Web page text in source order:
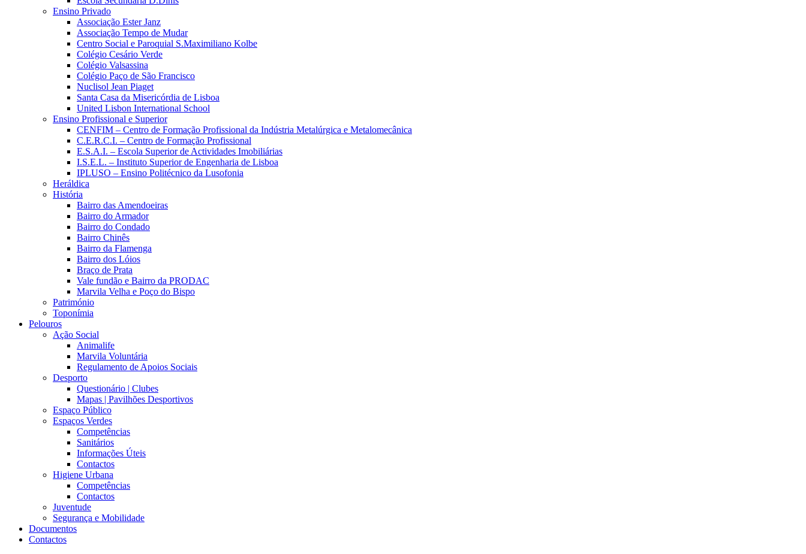
Ensino Privado
Associação Ester Janz
Associação Tempo de Mudar
Centro Social e Paroquial S.Maximiliano Kolbe
Colégio Cesário Verde
Colégio Valsassina
Colégio Paço de São Francisco
Nuclisol Jean Piaget
Santa Casa da Misericórdia de Lisboa
United Lisbon International School
Ensino Profissional e Superior
CENFIM – Centro de Formação Profissional da Indústria Metalúrgica e Metalomecânica
C.E.R.C.I. – Centro de Formação Profissional
E.S.A.I. – Escola Superior de Actividades Imobiliárias
I.S.E.L. – Instituto Superior de Engenharia de Lisboa
IPLUSO – Ensino Politécnico da Lusofonia
Heráldica
História
Bairro das Amendoeiras
Bairro do Armador
Bairro do Condado
Bairro Chinês
Bairro da Flamenga
Bairro dos Lóios
Braço de Prata
Vale fundão e Bairro da PRODAC
Marvila Velha e Poço do Bispo
Património
Toponímia
Pelouros
Ação Social
Animalife
Marvila Voluntária
Regulamento de Apoios Sociais
Desporto
Questionário | Clubes
Mapas | Pavilhões Desportivos
Espaço Público
Espaços Verdes
Competências
Sanitários
Informações Úteis
Contactos
Higiene Urbana
Competências
Contactos
Juventude
Segurança e Mobilidade
Documentos
Contactos